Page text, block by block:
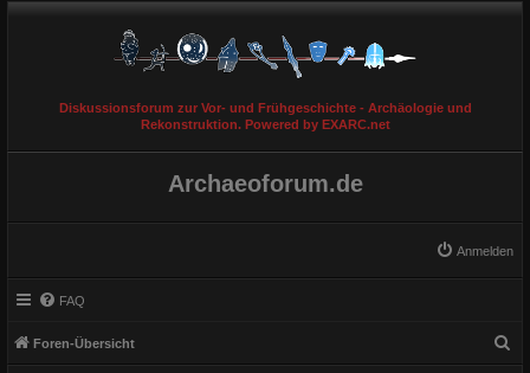
Diskussionsforum zur Vor- und Frühgeschichte - Archäologie und
Rekonstruktion. Powered by EXARC.net
Archaeoforum.de
Anmelden
FAQ
Foren-Übersicht